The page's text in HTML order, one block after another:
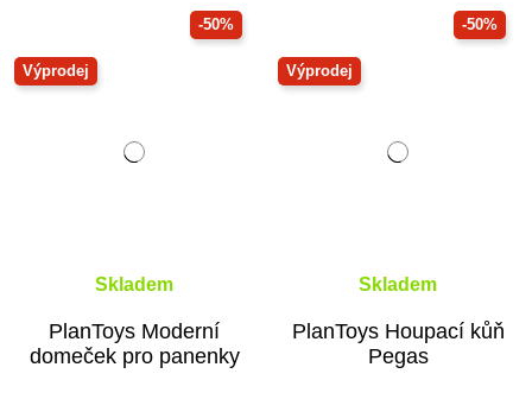
-50%
Výprodej
Skladem
PlanToys Moderní
domeček pro panenky
-50%
Výprodej
Skladem
PlanToys Houpací kůň
Pegas